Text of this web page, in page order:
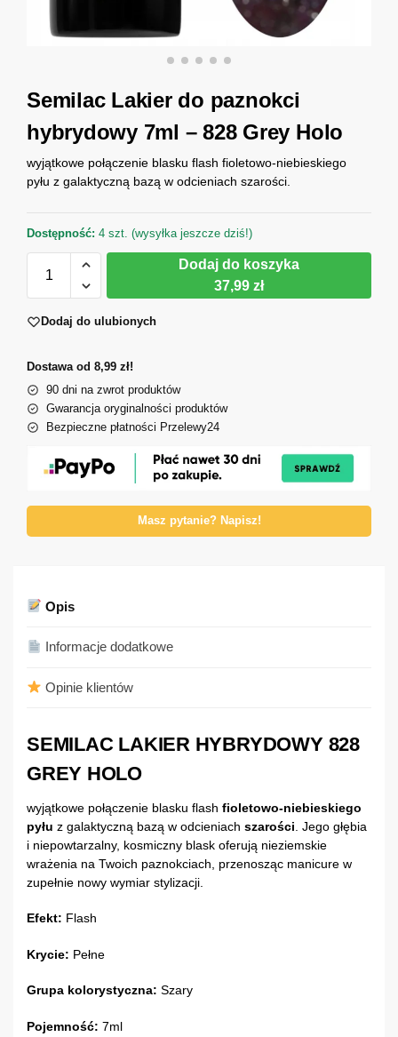
Semilac Lakier do paznokci
hybrydowy 7ml – 828 Grey Holo
wyjątkowe połączenie blasku flash fioletowo-niebieskiego
pyłu z galaktyczną bazą w odcieniach szarości.
Dostępność: 4 szt. (wysyłka jeszcze dziś!)
Dodaj do koszyka
37,99 zł
Dodaj do ulubionych
Dostawa od 8,99 zł!
90 dni na zwrot produktów
Gwarancja oryginalności produktów
Bezpieczne płatności Przelewy24
Masz pytanie? Napisz!
Opis
Informacje dodatkowe
Opinie klientów
SEMILAC LAKIER HYBRYDOWY 828
GREY HOLO
wyjątkowe połączenie blasku flash fioletowo-niebieskiego
pyłu z galaktyczną bazą w odcieniach szarości . Jego głębia
i niepowtarzalny, kosmiczny blask oferują nieziemskie
wrażenia na Twoich paznokciach, przenosząc manicure w
zupełnie nowy wymiar stylizacji.
Efekt: Flash
Krycie: Pełne
Grupa kolorystyczna: Szary
Pojemność: 7ml